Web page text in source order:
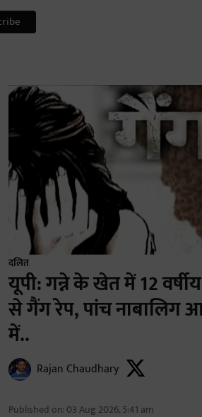
दलित
यूपी: गन्ने के खेत में 12
से गैंग रेप, पांच नाबालिग
में..
Rajan Chaudhary
Published on: 03 Aug 2026, 5:41 am